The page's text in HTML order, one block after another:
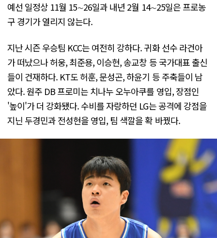
예선 일정상 11월 15∼26일과 내년 2월 14∼25일은 프로농
구 경기가 열리지 않는다.
지난 시즌 우승팀 KCC는 여전히 강하다. 귀화 선수 라건아
가 떠났으나 허웅, 최준용, 이승현, 송교창 등 국가대표 출신
들이 건재하다. KT도 허훈, 문성곤, 하윤기 등 주축들이 남
았다. 원주 DB 프로미는 치나누 오누아쿠를 영입, 장점인
'높이'가 더 강화됐다. 수비를 자랑하던 LG는 공격에 강점을
지닌 두경민과 전성현을 영입, 팀 색깔을 확 바꿨다.